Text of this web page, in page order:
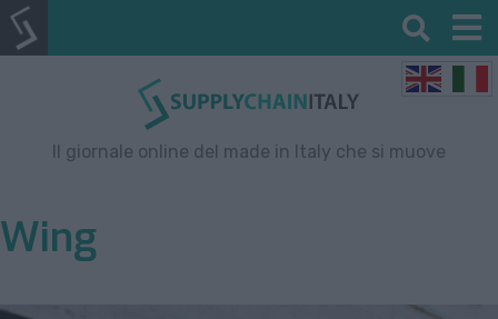
Il giornale online del made in Italy che si muove
Wing